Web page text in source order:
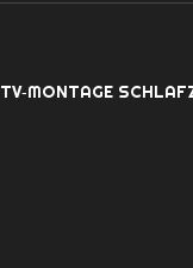
TV‑MONTAGE